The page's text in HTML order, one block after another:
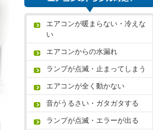
エアコンが暖まらない・冷えな
い
エアコンからの水漏れ
ランプが点滅・止まってしまう
エアコンが全く動かない
音がうるさい・ガタガタする
ランプが点滅・エラーが出る